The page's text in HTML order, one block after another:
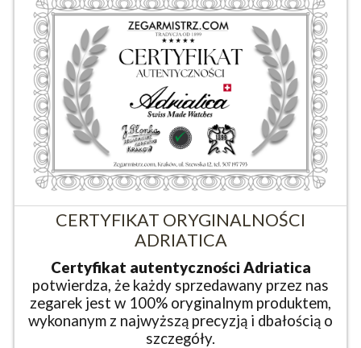
CERTYFIKAT ORYGINALNOŚCI
ADRIATICA
Certyfikat autentyczności Adriatica
potwierdza, że każdy sprzedawany przez nas
zegarek jest w 100% oryginalnym produktem,
wykonanym z najwyższą precyzją i dbałością o
szczegóły.